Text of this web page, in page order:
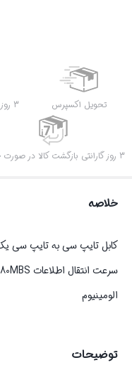
تحویل اکسپرس 3 روز گارانتی بازگشت وجه
3 روز گارانتی بازگشت کالا در صورت خرابی
خلاصه
الومینیوم
توضیحات